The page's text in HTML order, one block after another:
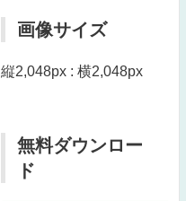
画像サイズ
縦2,048px : 横2,048px
無料ダウンロー
ド